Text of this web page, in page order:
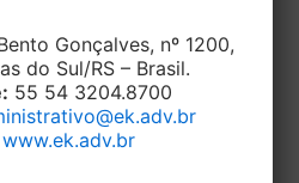
proteção
para
sem fins
Gonçalves, nº 1200,
do Sul/RS – Brasil.
55 54 3204.8700
www.ek.adv.br